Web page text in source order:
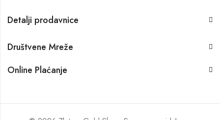
Detalji prodavnice
Društvene Mreže
Online Plaćanje